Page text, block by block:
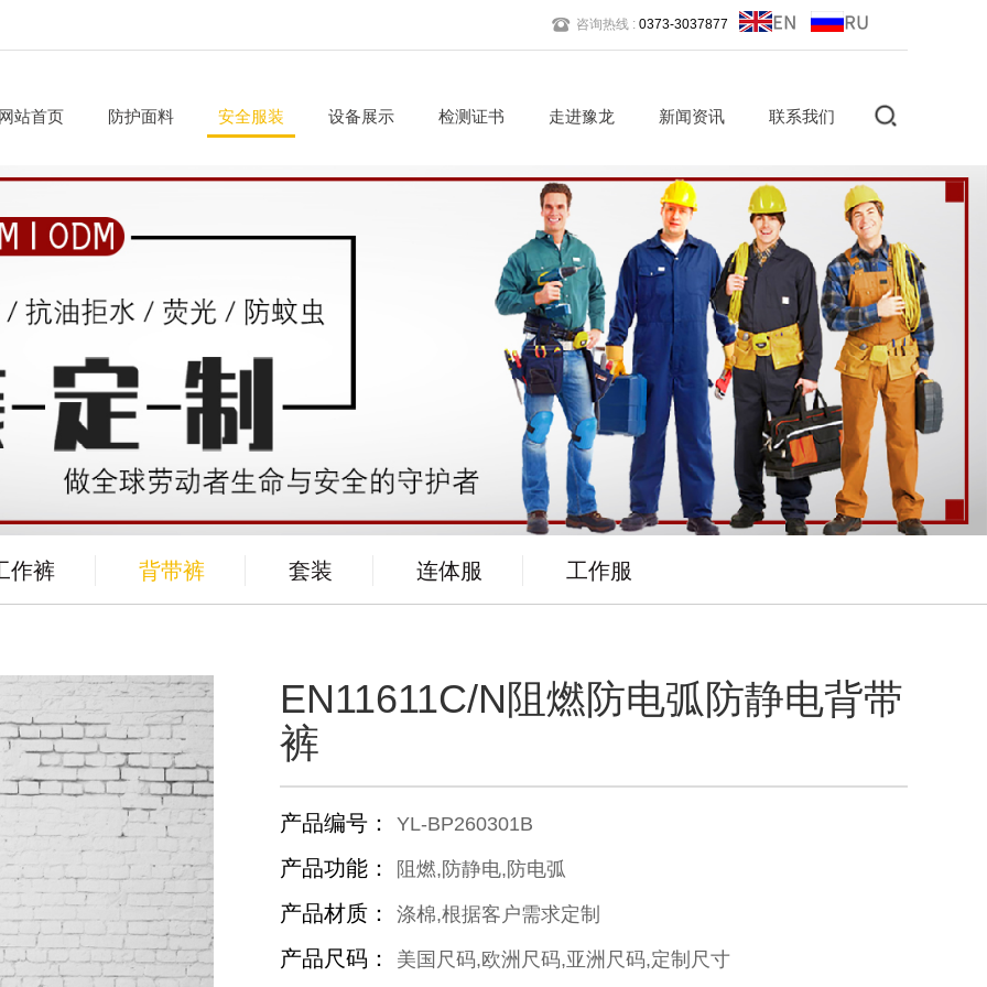
咨询热线 : 0373-3037877
站首页 防护面料
阻燃面料
荧光面料
防静电面料
防电弧面料
其他面料
安全服装
上装
套装
连体服
工作服
设备展示 检测证书 走进豫龙
公司简介
企业文化
公司优势
社会责任
研发方向
新闻资讯 联系我们
作裤 背带裤 套装 连体服 工作服
EN11611C/N阻燃防电弧防静电背带
裤
产品编号： YL-BP260301B
产品功能： 阻燃,防静电,防电弧
产品材质： 涤棉,根据客户需求定制
产品尺码： 美国尺码,欧洲尺码,亚洲尺码,定制尺寸